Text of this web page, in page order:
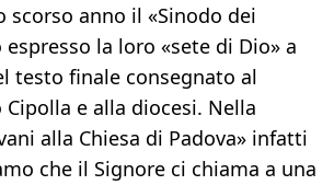
scorso anno il «Sinodo dei
espresso la loro «sete di Dio» a
testo finale consegnato al
Cipolla e alla diocesi. Nella
alla Chiesa di Padova» infatti
che il Signore ci chiama a una